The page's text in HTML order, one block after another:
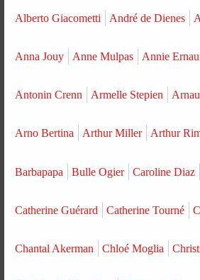
Alberto Giacometti André de Dienes
Anna Jouy Anne Mulpas Annie
Antonin Crenn Armelle Stepien
Arno Bertina Arthur Miller Arthur
Barbapapa Bulle Ogier Caroline Diaz
Catherine Guérard Catherine Tourné
Chantal Akerman Chloé Moglia